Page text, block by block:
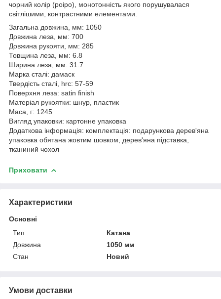
чорний колір (роіро), монотонність якого порушувалася
світлішими, контрастними елементами.
Загальна довжина, мм: 1050
Довжина леза, мм: 700
Довжина рукояти, мм: 285
Товщина леза, мм: 6.8
Ширина леза, мм: 31.7
Марка сталі: дамаск
Твердість сталі, hrc: 57-59
Поверхня леза: satin finish
Матеріал рукоятки: шнур, пластик
Маса, г: 1245
Вигляд упаковки: картонне упаковка
Додаткова інформація: комплектація: подарункова дерев'яна
упаковка обятана жовтим шовком, дерев'яна підставка,
тканиний чохол
Приховати
Характеристики
Основні
Тип
Катана
Довжина
1050 мм
Стан
Новий
Умови доставки